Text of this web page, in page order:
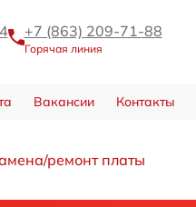
+7 (863) 209-71-88
Горячая линия
Вакансии Контакты
ремонт платы